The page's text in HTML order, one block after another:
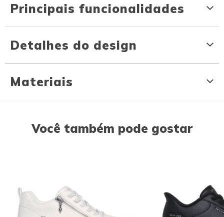
Principais funcionalidades
Detalhes do design
Materiais
Você também pode gostar